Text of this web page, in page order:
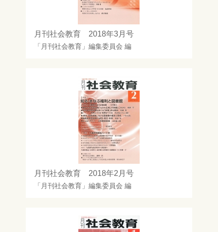
月刊社会教育 2018年3月号
「月刊社会教育」編集委員会 編
月刊社会教育 2018年2月号
「月刊社会教育」編集委員会 編